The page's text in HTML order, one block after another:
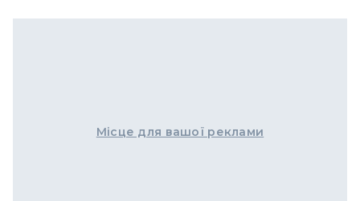
Місце для вашої реклами